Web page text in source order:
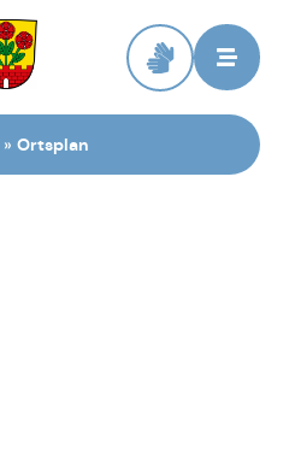
» Ortsplan